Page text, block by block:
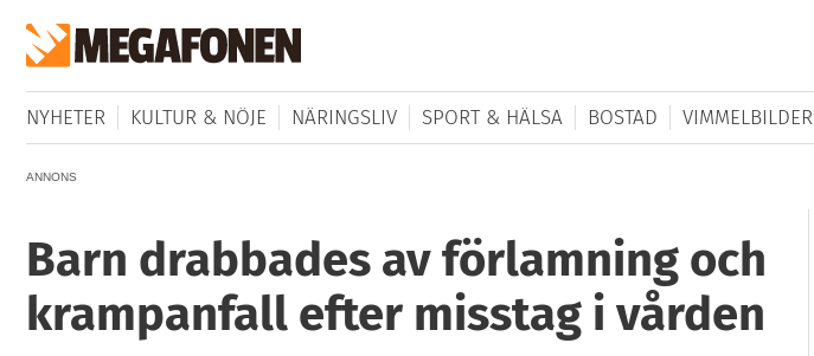
NYHETER KULTUR & NÖJE NÄRINGSLIV SPORT & HÄLSA BOSTAD VIMMELBILDER
ANNONS
Barn drabbades av förlamning och
krampanfall efter misstag i vården